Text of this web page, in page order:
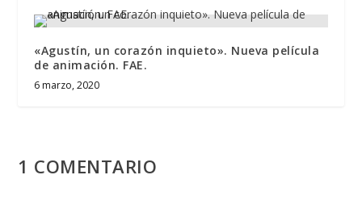
«Agustín, un corazón inquieto». Nueva película
de animación. FAE.
6 marzo, 2020
1 COMENTARIO